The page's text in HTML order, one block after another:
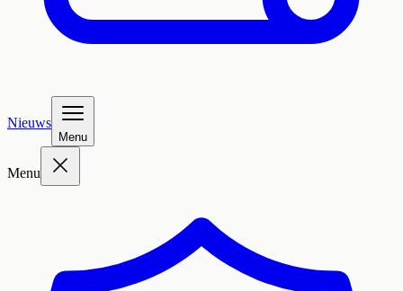
Nieuws
Menu
Menu